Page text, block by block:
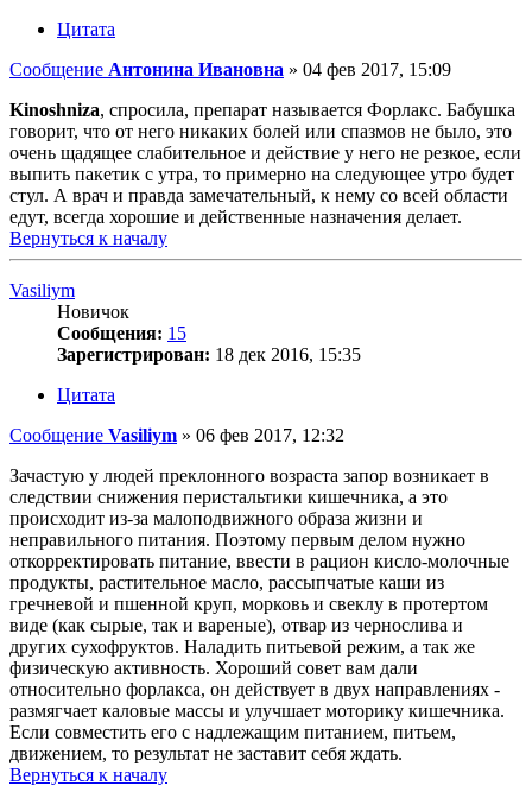
Цитата
Сообщение Антонина Ивановна » 04 фев 2017, 15:09
Kinoshniza, спросила, препарат называется Форлакс. Бабушка
говорит, что от него никаких болей или спазмов не было, это
очень щадящее слабительное и действие у него не резкое, если
выпить пакетик с утра, то примерно на следующее утро будет
стул. А врач и правда замечательный, к нему со всей области
едут, всегда хорошие и действенные назначения делает.
Вернуться к началу
Vasiliym
Новичок
Сообщения: 15
Зарегистрирован: 18 дек 2016, 15:35
Цитата
Сообщение Vasiliym » 06 фев 2017, 12:32
Зачастую у людей преклонного возраста запор возникает в
следствии снижения перистальтики кишечника, а это
происходит из-за малоподвижного образа жизни и
неправильного питания. Поэтому первым делом нужно
откорректировать питание, ввести в рацион кисло-молочные
продукты, растительное масло, рассыпчатые каши из
гречневой и пшенной круп, морковь и свеклу в протертом
виде (как сырые, так и вареные), отвар из чернослива и
других сухофруктов. Наладить питьевой режим, а так же
физическую активность. Хороший совет вам дали
относительно форлакса, он действует в двух направлениях -
размягчает каловые массы и улучшает моторику кишечника.
Если совместить его с надлежащим питанием, питьем,
движением, то результат не заставит себя ждать.
Вернуться к началу